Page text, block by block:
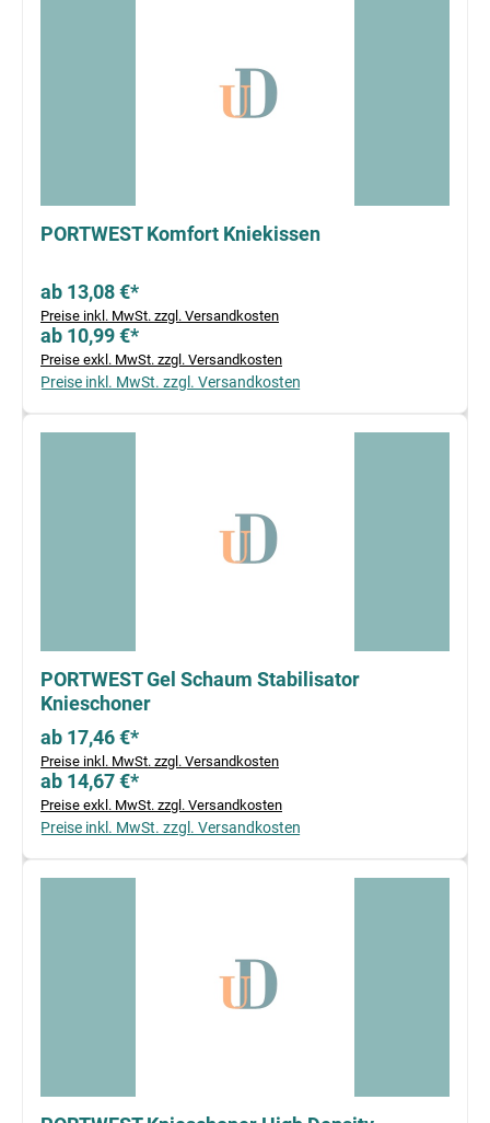
PORTWEST Komfort Kniekissen
ab 13,08 €*
Preise inkl. MwSt. zzgl. Versandkosten
ab 10,99 €*
Preise exkl. MwSt. zzgl. Versandkosten
Preise inkl. MwSt. zzgl. Versandkosten
PORTWEST Gel Schaum Stabilisator
Knieschoner
ab 17,46 €*
Preise inkl. MwSt. zzgl. Versandkosten
ab 14,67 €*
Preise exkl. MwSt. zzgl. Versandkosten
Preise inkl. MwSt. zzgl. Versandkosten